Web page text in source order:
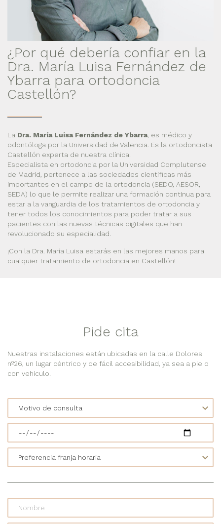
¿Por qué debería confiar en la
Dra. María Luisa Fernández de
Ybarra para ortodoncia
Castellón?
La Dra. María Luisa Fernández de Ybarra, es médico y
odontóloga por la Universidad de Valencia. Es la ortodoncista
Castellón experta de nuestra clínica.
Especialista en ortodoncia por la Universidad Complutense
de Madrid, pertenece a las sociedades científicas más
importantes en el campo de la ortodoncia (SEDO, AESOR,
SEDA) lo que le permite realizar una formación continua para
estar a la vanguardia de los tratamientos de ortodoncia y
tener todos los conocimientos para poder tratar a sus
pacientes con las nuevas técnicas digitales que han
revolucionado su especialidad.
¡Con la Dra. María Luisa estarás en las mejores manos para
cualquier tratamiento de ortodoncia en Castellón!
Pide cita
Nuestras instalaciones están ubicadas en la calle Dolores
nº26, un lugar céntrico y de fácil accesibilidad, ya sea a pie o
con vehículo.